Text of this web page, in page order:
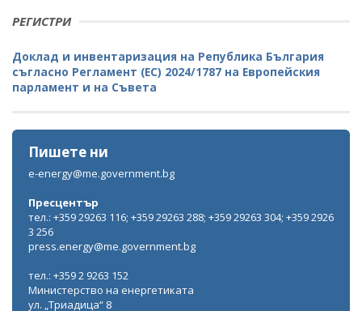
РЕГИСТРИ
Доклад и инвентаризация на Република България
съгласно Регламент (ЕС) 2024/1787 на Европейския
парламент и на Съвета
Пишете ни
e-energy@me.government.bg
Пресцентър
тел.: +359 29263 116; +359 29263 288; +359 29263 304; +359 2926
3 256
press.energy@me.government.bg
тел.: +359 2 9263 152
Министерство на енергетиката
ул. „Триадица“ 8